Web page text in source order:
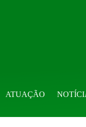
ATUAÇÃO